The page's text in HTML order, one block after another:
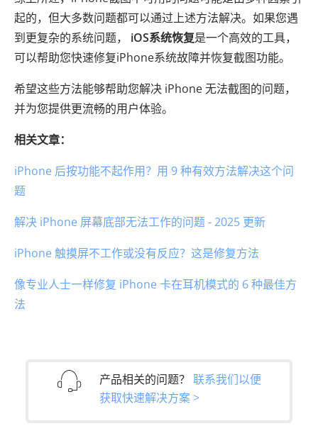
起的，但大多数问题都可以通过上述方法解决。如果您遇
到更复杂的系统问题， iOS系统恢复是一个高效的工具，
可以帮助您快速修复iPhone系统故障并恢复截图功能。
希望这些方法能够帮助您解决 iPhone 无法截图的问题，
并为您提供更流畅的用户体验。
相关文章：
iPhone 后按功能不起作用？用 9 种有效方法解决这个问
题
解决 iPhone 屏幕底部无法工作的问题 - 2025 更新
iPhone 触摸屏不工作或没有反应？这是修复方法
像专业人士一样修复 iPhone 卡在耳机模式的 6 种最佳方
法
产品相关的问题？ 联系我们以便
获取快速解决方案 >